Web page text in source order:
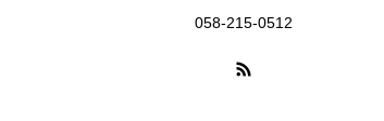
058-215-0512